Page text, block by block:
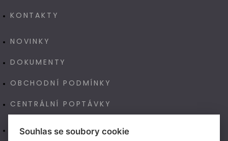
KONTAKTY
NOVINKY
DOKUMENTY
OBCHODNÍ PODMÍNKY
CENTRÁLNÍ POPTÁVKY
E-SHOP
Souhlas se soubory cookie